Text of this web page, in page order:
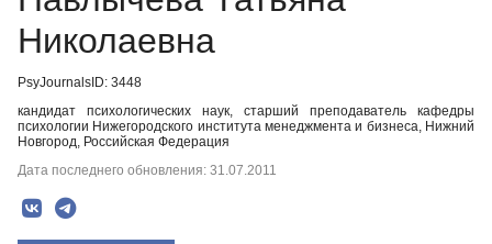
Николаевна
PsyJournalsID: 3448
кандидат психологических наук, старший преподаватель кафедры
психологии Нижегородского института менеджмента и бизнеса, Нижний
Новгород, Российская Федерация
Дата последнего обновления: 31.07.2011